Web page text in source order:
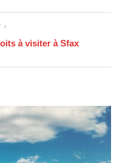
à visiter à Sfax